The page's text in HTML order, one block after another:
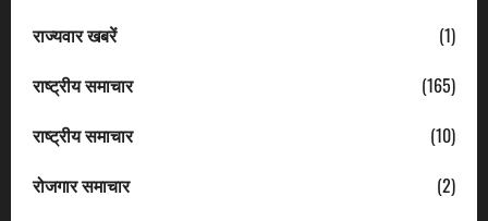
राज्यवार खबरें
(1)
राष्ट्रीय समाचार
(165)
राष्ट्रीय समाचार
(10)
रोजगार समाचार
(2)